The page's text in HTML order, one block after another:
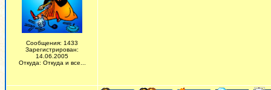
Сообщения: 1433
Зарегистрирован:
14.06.2005
Откуда: Откуда и все...